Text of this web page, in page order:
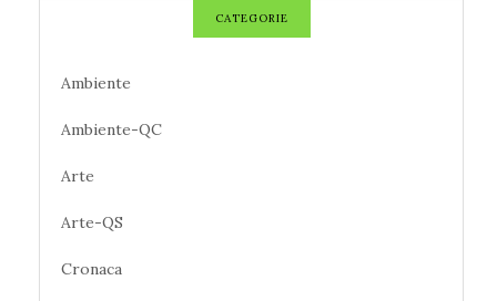
CATEGORIE
Ambiente
Ambiente-QC
Arte
Arte-QS
Cronaca